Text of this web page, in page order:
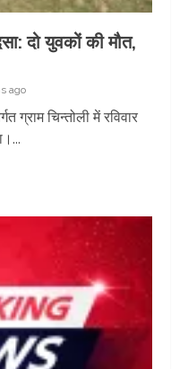
दो युवकों की मौत,
ago
ग्राम चिन्तोली में रविवार